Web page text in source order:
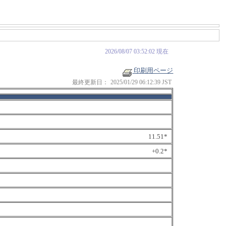
2026/08/07 03:52:02 現在
印刷用ページ
最終更新日： 2025/01/29 06:12:39 JST
11.51*
+0.2*